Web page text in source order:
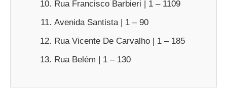
Rua Francisco Barbieri | 1 – 1109
Avenida Santista | 1 – 90
Rua Vicente De Carvalho | 1 – 185
Rua Belém | 1 – 130